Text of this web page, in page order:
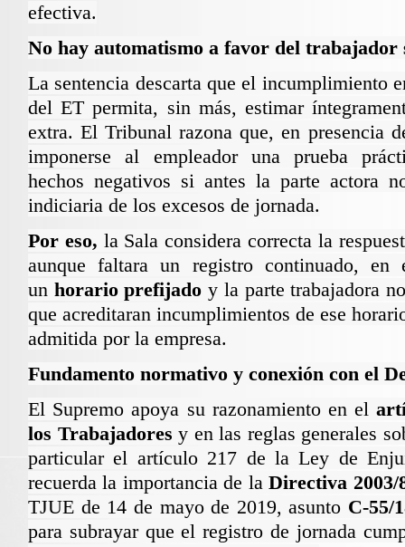
efectiva.
No hay automatismo a favor del
La sentencia descarta que el incumplimiento
delETpermita, sin más, estimar
extra. El Tribunal razona que, en presencia
imponerse al empleador una prueba
hechos negativos si antes la parte actora
indiciaria de los excesos de jornada.
Por eso, la Sala considera correcta la
aunque faltara un registro continuado, en
un horario prefijado y la parte trabajadora
que acreditaran incumplimientos de ese
admitida por la empresa.
Fundamento normativo y conexión con el
El Supremo apoya su razonamiento en el
los Trabajadores y en las reglas generales
particular el artículo 217 de laLey de
recuerda la importancia de laDirectiva 2003/
TJUE de 14 de mayo de 2019, asunto C-55/
para subrayar que el registro de jornada